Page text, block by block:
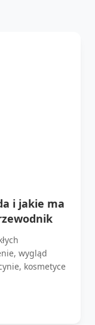
i jakie ma
wygląd
kosmetyce